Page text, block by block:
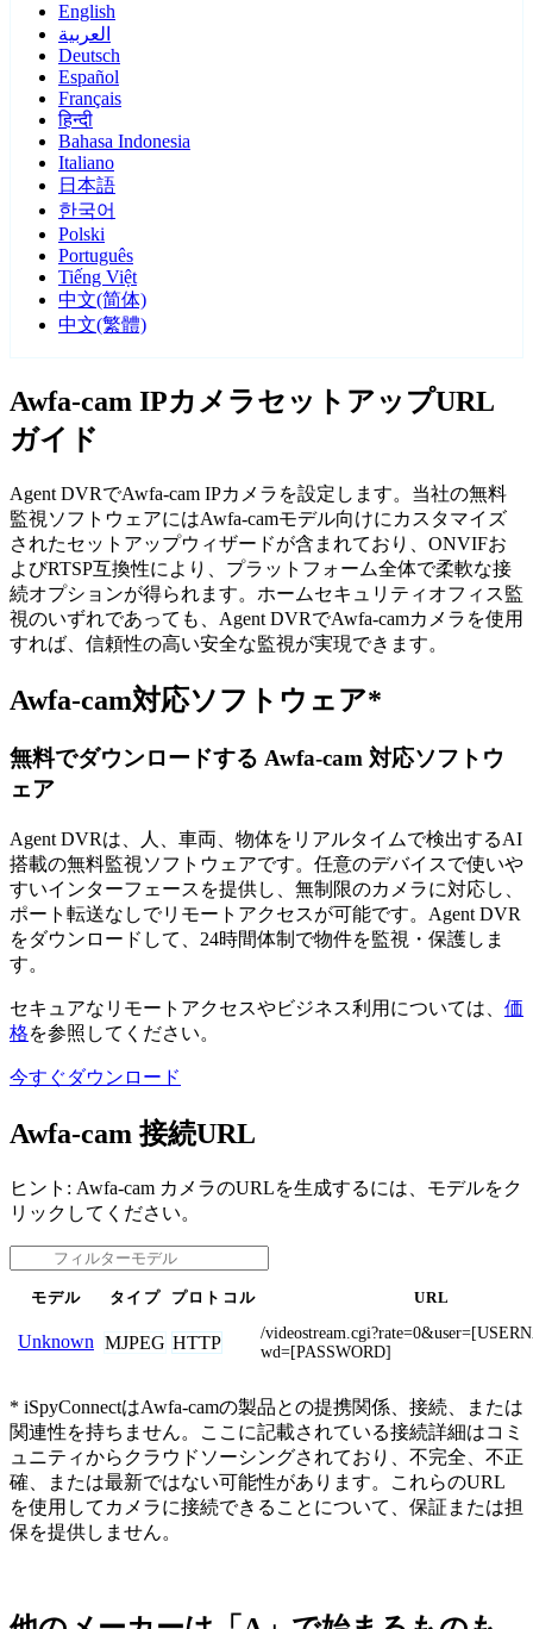
English
العربية
Deutsch
Español
Français
हिन्दी
Bahasa Indonesia
Italiano
日本語
한국어
Polski
Português
Tiếng Việt
中文(简体)
中文(繁體)
Awfa-cam IPカメラセットアップURL
ガイド
Agent DVRでAwfa-cam IPカメラを設定します。当社の無料
監視ソフトウェアにはAwfa-camモデル向けにカスタマイズ
されたセットアップウィザードが含まれており、ONVIFお
よびRTSP互換性により、プラットフォーム全体で柔軟な接
続オプションが得られます。ホームセキュリティオフィス監
視のいずれであっても、Agent DVRでAwfa-camカメラを使用
すれば、信頼性の高い安全な監視が実現できます。
Awfa-cam対応ソフトウェア*
無料でダウンロードする Awfa-cam 対応ソフトウ
ェア
Agent DVRは、人、車両、物体をリアルタイムで検出するAI
搭載の無料監視ソフトウェアです。任意のデバイスで使いや
すいインターフェースを提供し、無制限のカメラに対応し、
ポート転送なしでリモートアクセスが可能です。Agent DVR
をダウンロードして、24時間体制で物件を監視・保護しま
す。
セキュアなリモートアクセスやビジネス利用については、 価
格を参照してください。
今すぐダウンロード
Awfa-cam 接続URL
ヒント: Awfa-cam カメラのURLを生成するには、モデルをク
リックしてください。
モデル タイプ プロトコル URL
Unknown MJPEG HTTP
/
wd=[PASSWORD]
* iSpyConnectはAwfa-camの製品との提携関係、接続、または
関連性を持ちません。ここに記載されている接続詳細はコミ
ュニティからクラウドソーシングされており、不完全、不正
確、または最新ではない可能性があります。これらのURL
を使用してカメラに接続できることについて、保証または担
保を提供しません。